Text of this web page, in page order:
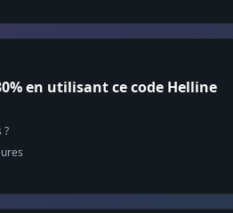
en utilisant ce code Helline
?
s